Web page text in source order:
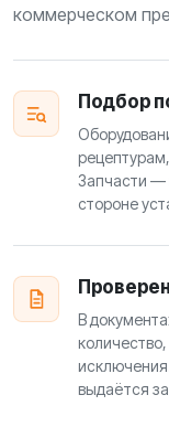
коммерческом
Подбор
Запчасти —
стороне
В
выдаётся